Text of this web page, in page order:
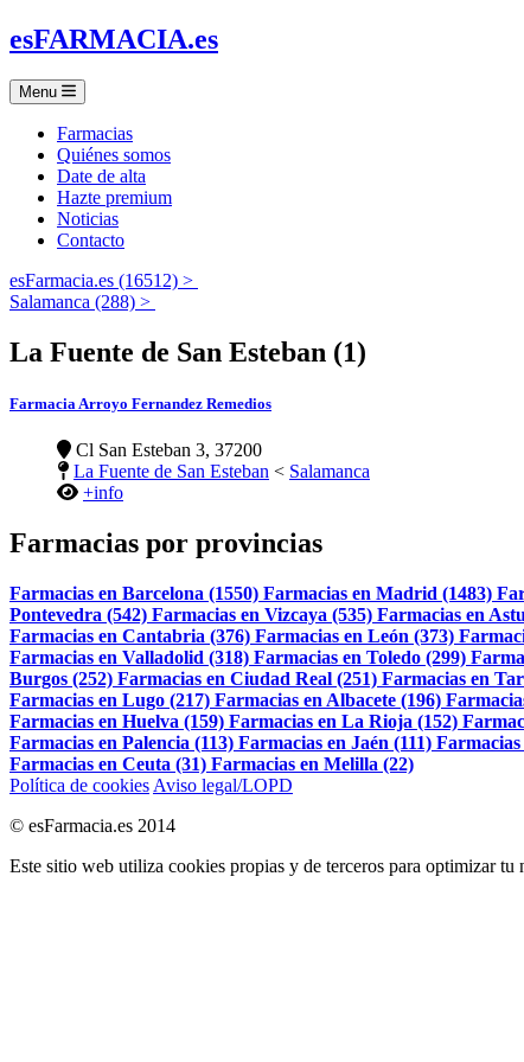
esFARMACIA.es
Menu
Farmacias
Quiénes somos
Date de alta
Hazte premium
Noticias
Contacto
esFarmacia.es (16512) >
Salamanca (288) >
La Fuente de San Esteban (1)
Farmacia Arroyo Fernandez Remedios
Cl San Esteban 3, 37200
La Fuente de San Esteban < Salamanca
+info
Farmacias por provincias
Farmacias en Barcelona (1550) Farmacias en Madrid (1483)
Pontevedra (542) Farmacias en Vizcaya (535) Farmacias en
Farmacias en Cantabria (376) Farmacias en León (373)
Farmacias en Valladolid (318) Farmacias en Toledo (299)
Burgos (252) Farmacias en Ciudad Real (251) Farmacias en
Farmacias en Lugo (217) Farmacias en Albacete (196)
Farmacias en Huelva (159) Farmacias en La Rioja (152)
Farmacias en Palencia (113) Farmacias en Jaén (111) Farmacias
Farmacias en Ceuta (31) Farmacias en Melilla (22)
Política de cookies Aviso legal/LOPD
© esFarmacia.es 2014
Este sitio web utiliza cookies propias y de terceros para optimizar tu